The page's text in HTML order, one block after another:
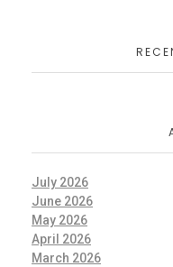
July 2026
June 2026
May 2026
April 2026
March 2026